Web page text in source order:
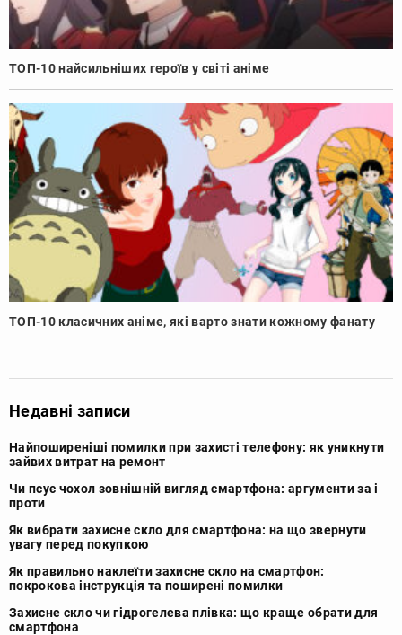
ТОП-10 найсильніших героїв у світі аніме
ТОП-10 класичних аніме, які варто знати кожному фанату
Недавні записи
Найпоширеніші помилки при захисті телефону: як уникнути
зайвих витрат на ремонт
Чи псує чохол зовнішній вигляд смартфона: аргументи за і
проти
Як вибрати захисне скло для смартфона: на що звернути
увагу перед покупкою
Як правильно наклеїти захисне скло на смартфон:
покрокова інструкція та поширені помилки
Захисне скло чи гідрогелева плівка: що краще обрати для
смартфона